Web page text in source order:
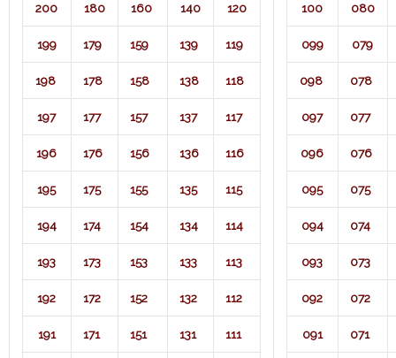
200 180 160 140 120
199 179 159 139 119
198 178 158 138 118
197 177 157 137 117
196 176 156 136 116
195 175 155 135 115
194 174 154 134 114
193 173 153 133 113
192 172 152 132 112
191 171 151 131 111
100 080
099 079
098 078
097 077
096 076
095 075
094 074
093 073
092 072
091 071​